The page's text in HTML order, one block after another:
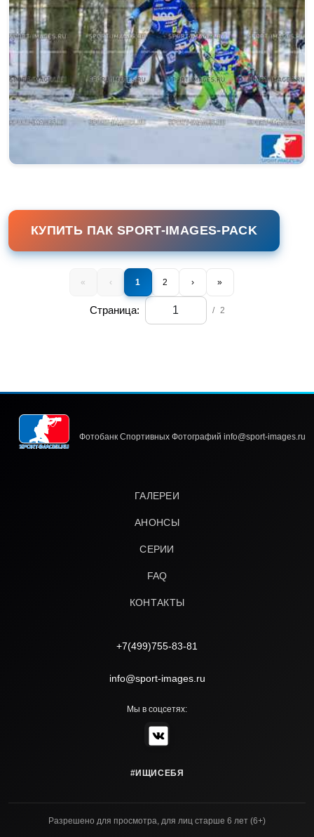
КУПИТЬ ПАК SPORT-IMAGES-PACK
« ‹ 1 2 › »
Страница: / 2
Фотобанк Спортивных Фотографий info@sport-images.ru
ГАЛЕРЕИ
АНОНСЫ
СЕРИИ
FAQ
КОНТАКТЫ
+7(499)755-83-81
info@sport-images.ru
Мы в соцсетях:
#ИЩИСЕБЯ
Разрешено для просмотра, для лиц старше 6 лет (6+)